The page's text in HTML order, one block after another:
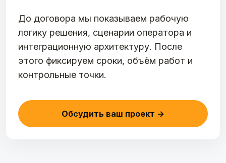
До договора мы показываем рабочую
логику решения, сценарии оператора и
интеграционную архитектуру. После
этого фиксируем сроки, объём работ и
контрольные точки.
Обсудить ваш проект →